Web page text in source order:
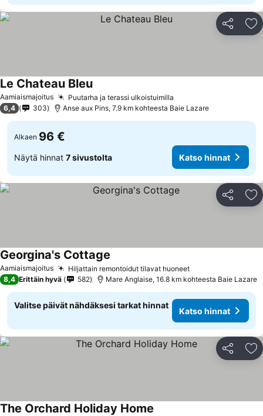
Jaa
Aamiaismajoitus Puutarha ja terassi ulkoistuimilla
Le Chateau Bleu
6,4 303 Anse aux Pins, 7.9 km kohteesta Baie Lazare
Alkaen 96 €
Näytä hinnat 7 sivustolta Katso hinnat
Jaa
Aamiaismajoitus Hiljattain remontoidut tilavat huoneet
Georgina's Cottage
8,4 Erittäin hyvä 582 Mare Anglaise, 16.8 km kohteesta Baie Lazare
Valitse päivät nähdäksesi tarkat hinnat
Katso hinnat
Jaa
The Orchard Holiday Home